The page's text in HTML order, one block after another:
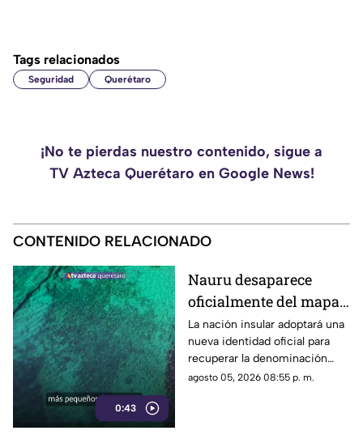
Tags relacionados
Seguridad Querétaro
¡No te pierdas nuestro contenido, sigue a
TV Azteca Querétaro en Google News!
CONTENIDO RELACIONADO
0:43
Nauru desaparece
oficialmente del mapa:
el pequeño país cambia
de nombre
La nación insular adoptará una
nueva identidad oficial para
recuperar la denominación
utilizada por sus propios
agosto 05, 2026 08:55 p. m.